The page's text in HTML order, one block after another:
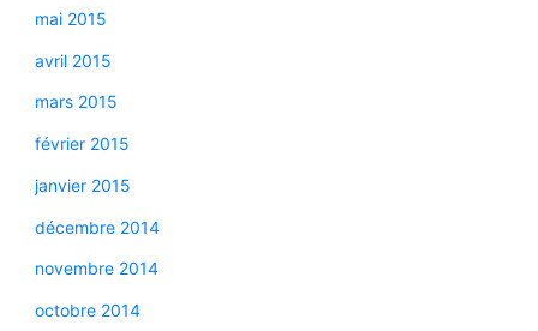
mai 2015
avril 2015
mars 2015
février 2015
janvier 2015
décembre 2014
novembre 2014
octobre 2014